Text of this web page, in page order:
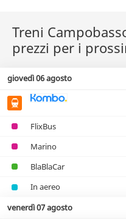
Treni
prezzi per i
giovedì 06 agosto
FlixBus
Marino
BlaBlaCar
In aereo
venerdì 07 agosto